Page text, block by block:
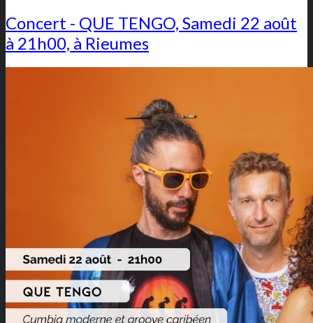
Concert - QUE TENGO, Samedi 22 août
à 21h00, à Rieumes